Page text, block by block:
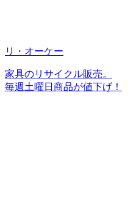
リ・オーケー
家具のリサイクル販売。
毎週土曜日商品が値下げ！